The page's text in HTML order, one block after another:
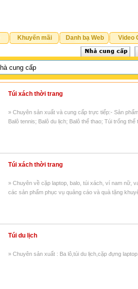
Khuyến mãi Danh bạ Web Video
Túi xách thời trang
» Chuyên sản xuất và cung cấp trực tiếp:- Sản
Balô tennis; Balô du lịch; Balô thể thao; Túi trống
Túi xách thời trang
» Chuyên về cặp laptop, balo, túi xách, ví nam nữ,
các sản phẩm phục vụ quảng cáo và quà tặng
Túi du lịch
» Chuyên sản xuất : Ba lô,túi du lịch,cặp đựng